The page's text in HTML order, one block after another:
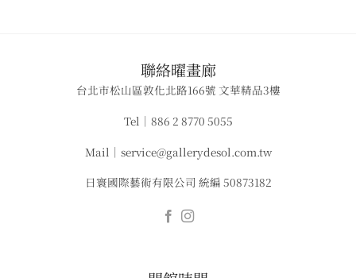
​聯絡曜畫廊
台北市松山區敦化北路166號 文華精品3樓
Tel｜886 2 8770 5055
Mail｜service@gallerydesol.com.tw
日寰國際藝術有限公司 統編 50873182